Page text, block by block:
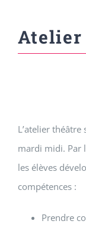
Atelier
L’atelier
mardi midi. Par
les élèves
compétences :
Prendre